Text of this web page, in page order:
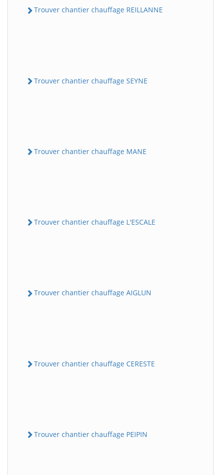
Trouver chantier chauffage REILLANNE
Trouver chantier chauffage SEYNE
Trouver chantier chauffage MANE
Trouver chantier chauffage L'ESCALE
Trouver chantier chauffage AIGLUN
Trouver chantier chauffage CERESTE
Trouver chantier chauffage PEIPIN